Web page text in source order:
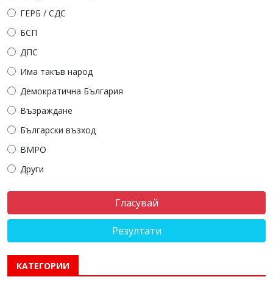
ГЕРБ / СДС
БСП
ДПС
Има такъв народ
Демократична България
Възраждане
Български възход
ВМРО
Други
Резултати
КАТЕГОРИИ